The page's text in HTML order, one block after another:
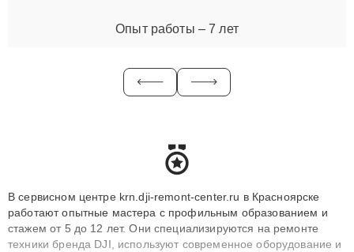
Опыт работы – 7 лет
В сервисном центре krn.dji-remont-center.ru в Красноярске
работают опытные мастера с профильным образованием и
стажем от 5 до 12 лет. Они специализируются на ремонте
техники бренда DJI, используют современное оборудование и